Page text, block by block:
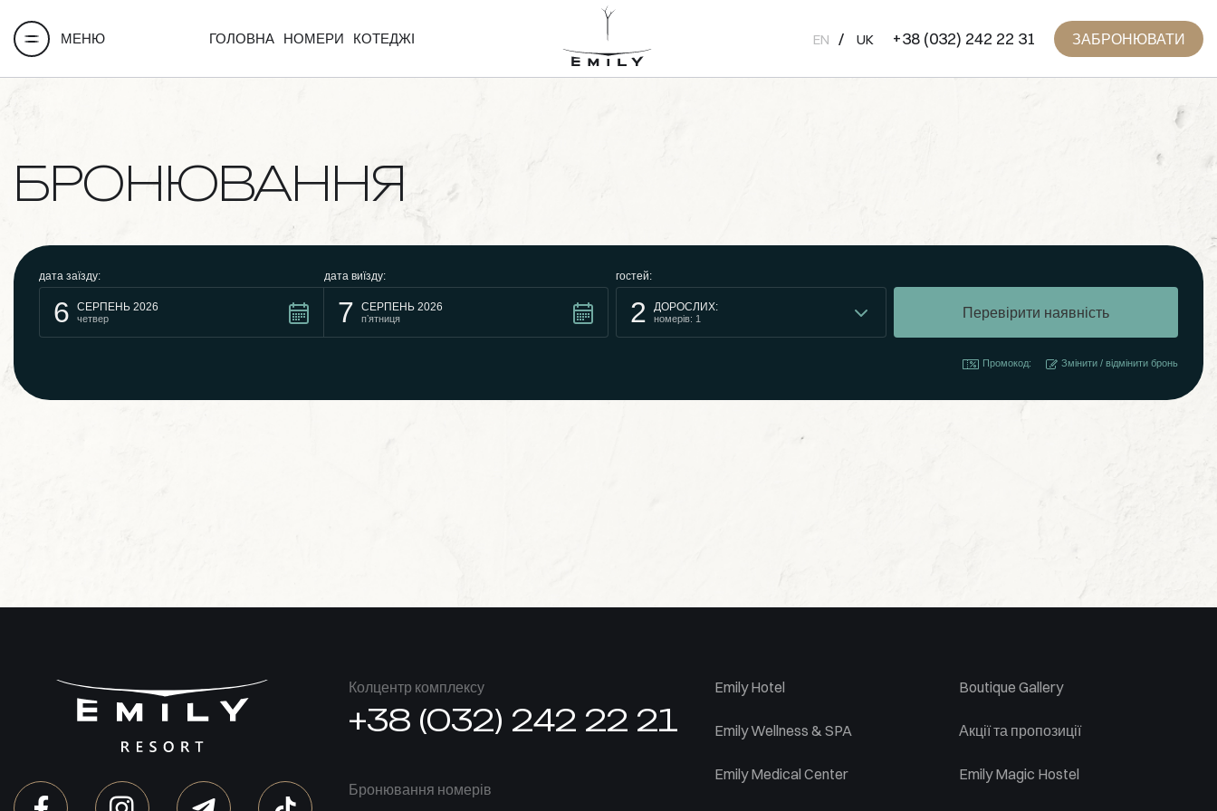
МЕНЮ ГОЛОВНА НОМЕРИ КОТЕДЖІ EN UK +38 (032) 242 22 31 ЗАБРОНЮВАТИ
БРОНЮВАННЯ
дата заїзду:
6 СЕРПЕНЬ 2026
четвер
дата виїзду:
7 СЕРПЕНЬ 2026
пʼятниця
гостей:
2 ДОРОСЛИХ:
номерів: 1
Промокод: Змінити / відмінити бронь
Колцентр комплексу
+38 (032) 242 22 21
Бронювання номерів
Emily Hotel
Emily Wellness & SPA
Emily Medical Center
Boutique Gallery
Акції та пропозиції
Emily Magic Hostel